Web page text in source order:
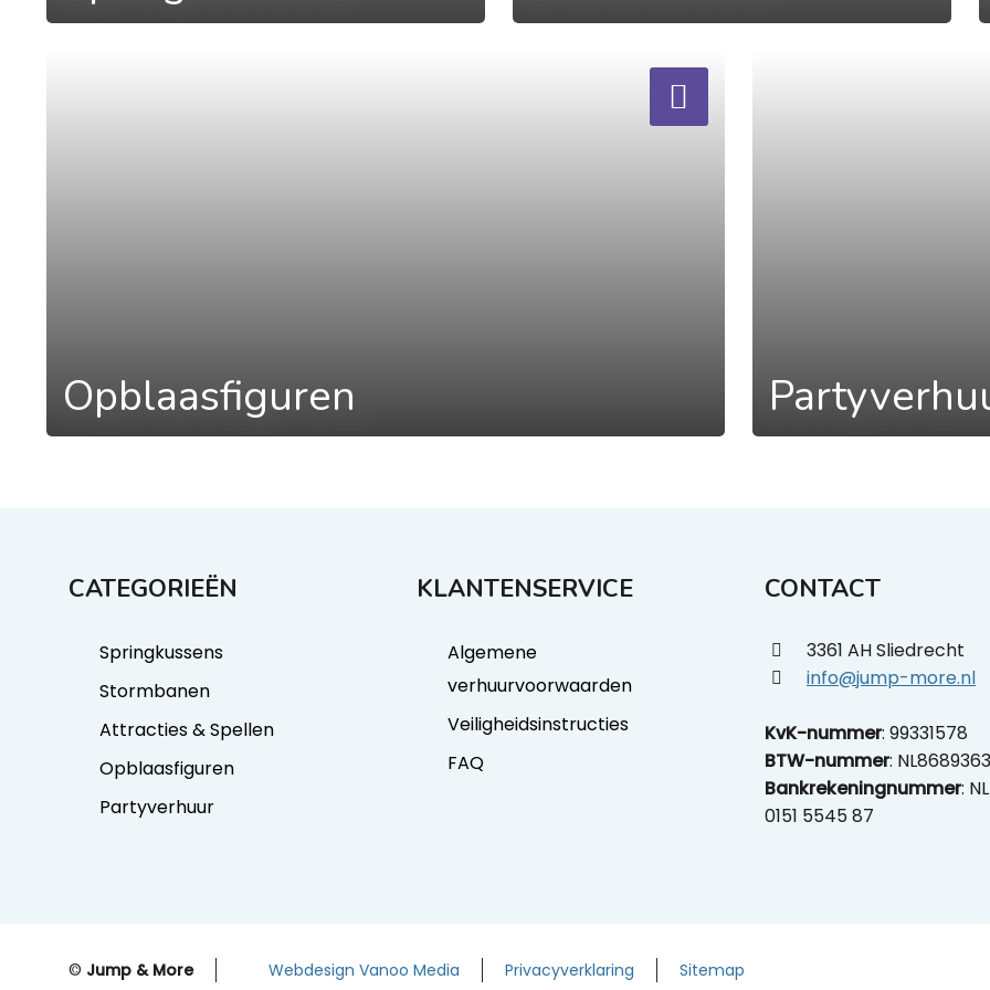
Opblaasfiguren
CATEGORIEËN
Springkussens
Stormbanen
Attracties & Spellen
Opblaasfiguren
Partyverhuur
KLANTENSERVICE
Algemene
verhuurvoorwaarden
Veiligheidsinstructies
FAQ
CONTACT
3361 AH Sliedrecht
info@jump-more.nl
KvK-nummer: 99331578
BTW-nummer:
Bankrekeningnummer:
0151 5545 87
© Jump & More Webdesign Vanoo Media Privacyverklaring Sitemap